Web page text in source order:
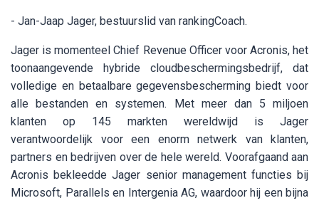
- Jan-Jaap Jager, bestuurslid van rankingCoach.
Jager is momenteel Chief Revenue Officer voor Acronis, het
toonaangevende hybride cloudbeschermingsbedrijf, dat
volledige en betaalbare gegevensbescherming biedt voor
alle bestanden en systemen. Met meer dan 5 miljoen
klanten op 145 markten wereldwijd is Jager
verantwoordelijk voor een enorm netwerk van klanten,
partners en bedrijven over de hele wereld. Voorafgaand aan
Acronis bekleedde Jager senior management functies bij
Microsoft, Parallels en Intergenia AG, waardoor hij een bijna